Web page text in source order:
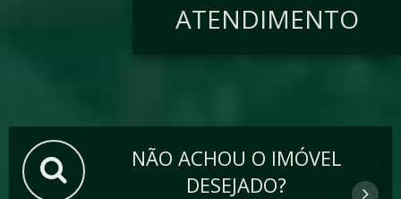
ATENDIMENTO
NÃO ACHOU O IMÓVEL
DESEJADO?